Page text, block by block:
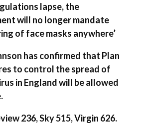
lapse, the
will no longer mandate
of face masks anywhere’
has confirmed that Plan
to control the spread of
in England will be allowed
236, Sky 515, Virgin 626.